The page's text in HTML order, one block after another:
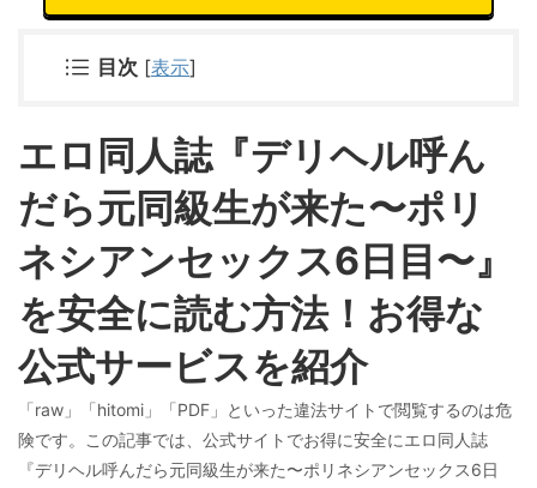
目次 [表示]
エロ同人誌『デリヘル呼ん
だら元同級生が来た〜ポリ
ネシアンセックス6日目〜』
を安全に読む方法！お得な
公式サービスを紹介
「raw」「hitomi」「PDF」といった違法サイトで閲覧するのは危
険です。この記事では、公式サイトでお得に安全にエロ同人誌
『デリヘル呼んだら元同級生が来た〜ポリネシアンセックス6日